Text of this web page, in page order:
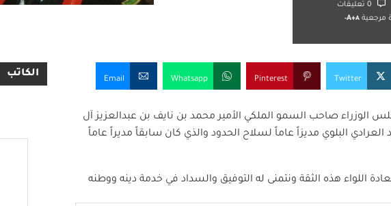
مرجعية A+A-
Twitter
Pinterest
Whatsapp
Email
الوزراء صاحب السمو الملكي الأمير محمد بن نايف بن عبدالعزيز آل
البلوي مديزاً عاماً لسلاح الحدود والذي كان سابقاً مديراً عاماً
اللواء هذه الثقة ونتمنى له التوفيق والسداد في خدمة دينه ووطنه
الكاتب